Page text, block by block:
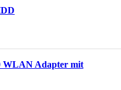
WLAN Adapter mit